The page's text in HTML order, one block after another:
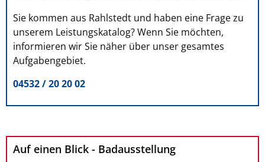
Sie kommen aus Rahlstedt und haben eine Frage zu
unserem Leistungskatalog? Wenn Sie möchten,
informieren wir Sie näher über unser gesamtes
Aufgabengebiet.
04532 / 20 20 02
Auf einen Blick - Badausstellung